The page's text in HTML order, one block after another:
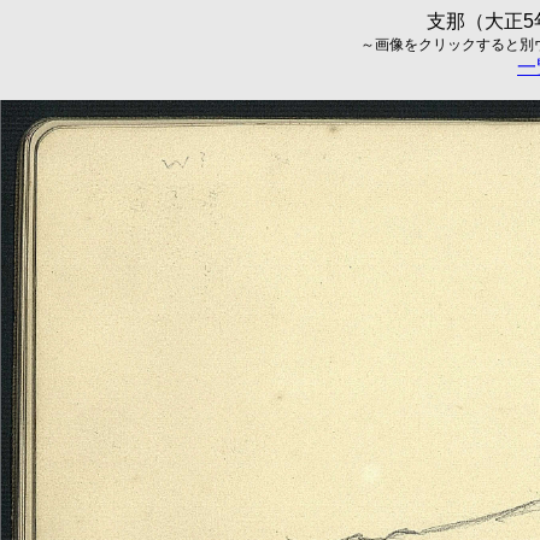
支那（大正5
～画像をクリックすると
一